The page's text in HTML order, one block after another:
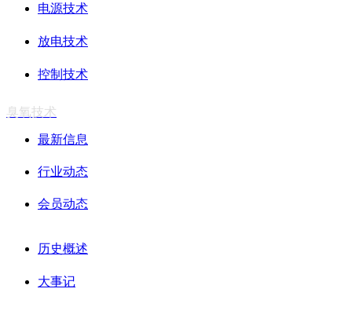
电源技术
放电技术
控制技术
臭氧技术
最新信息
行业动态
会员动态
历史概述
大事记